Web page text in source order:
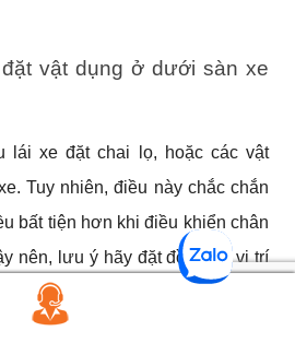
vật dụng ở dưới sàn xe
lái xe đặt chai lọ, hoặc các vật
Tuy nhiên, điều này chắc chắn
bất tiện hơn khi điều khiển chân
nên, lưu ý hãy đặt đồ đúng vị trí
“tiện" và “nguy hiểm" là rất mong